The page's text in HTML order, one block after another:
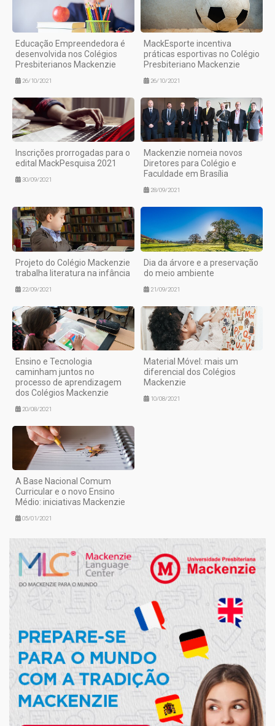
Educação Empreendedora é
desenvolvida nos Colégios
Presbiterianos Mackenzie
26/10/2021
MackEsporte incentiva
práticas esportivas no Colégio
Presbiteriano Mackenzie
26/10/2021
Inscrições prorrogadas para o
edital MackPesquisa 2021
30/09/2021
Mackenzie nomeia novos
Diretores para Colégio e
Faculdade em Brasília
28/09/2021
Projeto do Colégio Mackenzie
trabalha literatura na infância
22/09/2021
Dia da árvore e a preservação
do meio ambiente
21/09/2021
Ensino e Tecnologia
caminham juntos no
processo de aprendizagem
dos Colégios Mackenzie
20/08/2021
Material Móvel: mais um
diferencial dos Colégios
Mackenzie
10/08/2021
A Base Nacional Comum
Curricular e o novo Ensino
Médio: iniciativas Mackenzie
05/01/2021